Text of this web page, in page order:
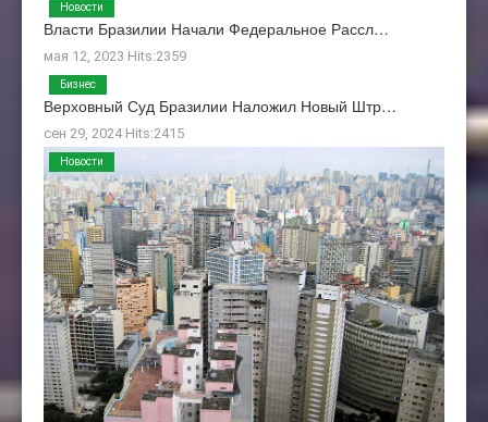
Власти Бразилии Начали Федеральное Рассл…
мая 12, 2023 Hits:2359
Новости
Верховный Суд Бразилии Наложил Новый Штр…
сен 29, 2024 Hits:2415
Бизнес
Новости